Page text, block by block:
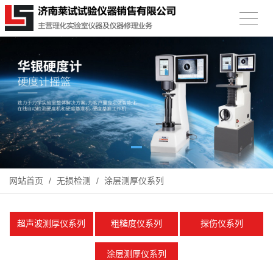
网站首页 / 无损检测 / 涂层测厚仪系列
超声波测厚仪系列 粗糙度仪系列 探伤仪系列
涂层测厚仪系列